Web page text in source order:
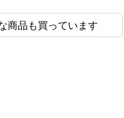
商品も買っています